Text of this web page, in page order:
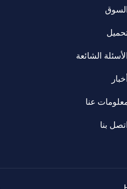
السوق
الأسئلة الشائعة
أخبار
عنا
اتصل بنا